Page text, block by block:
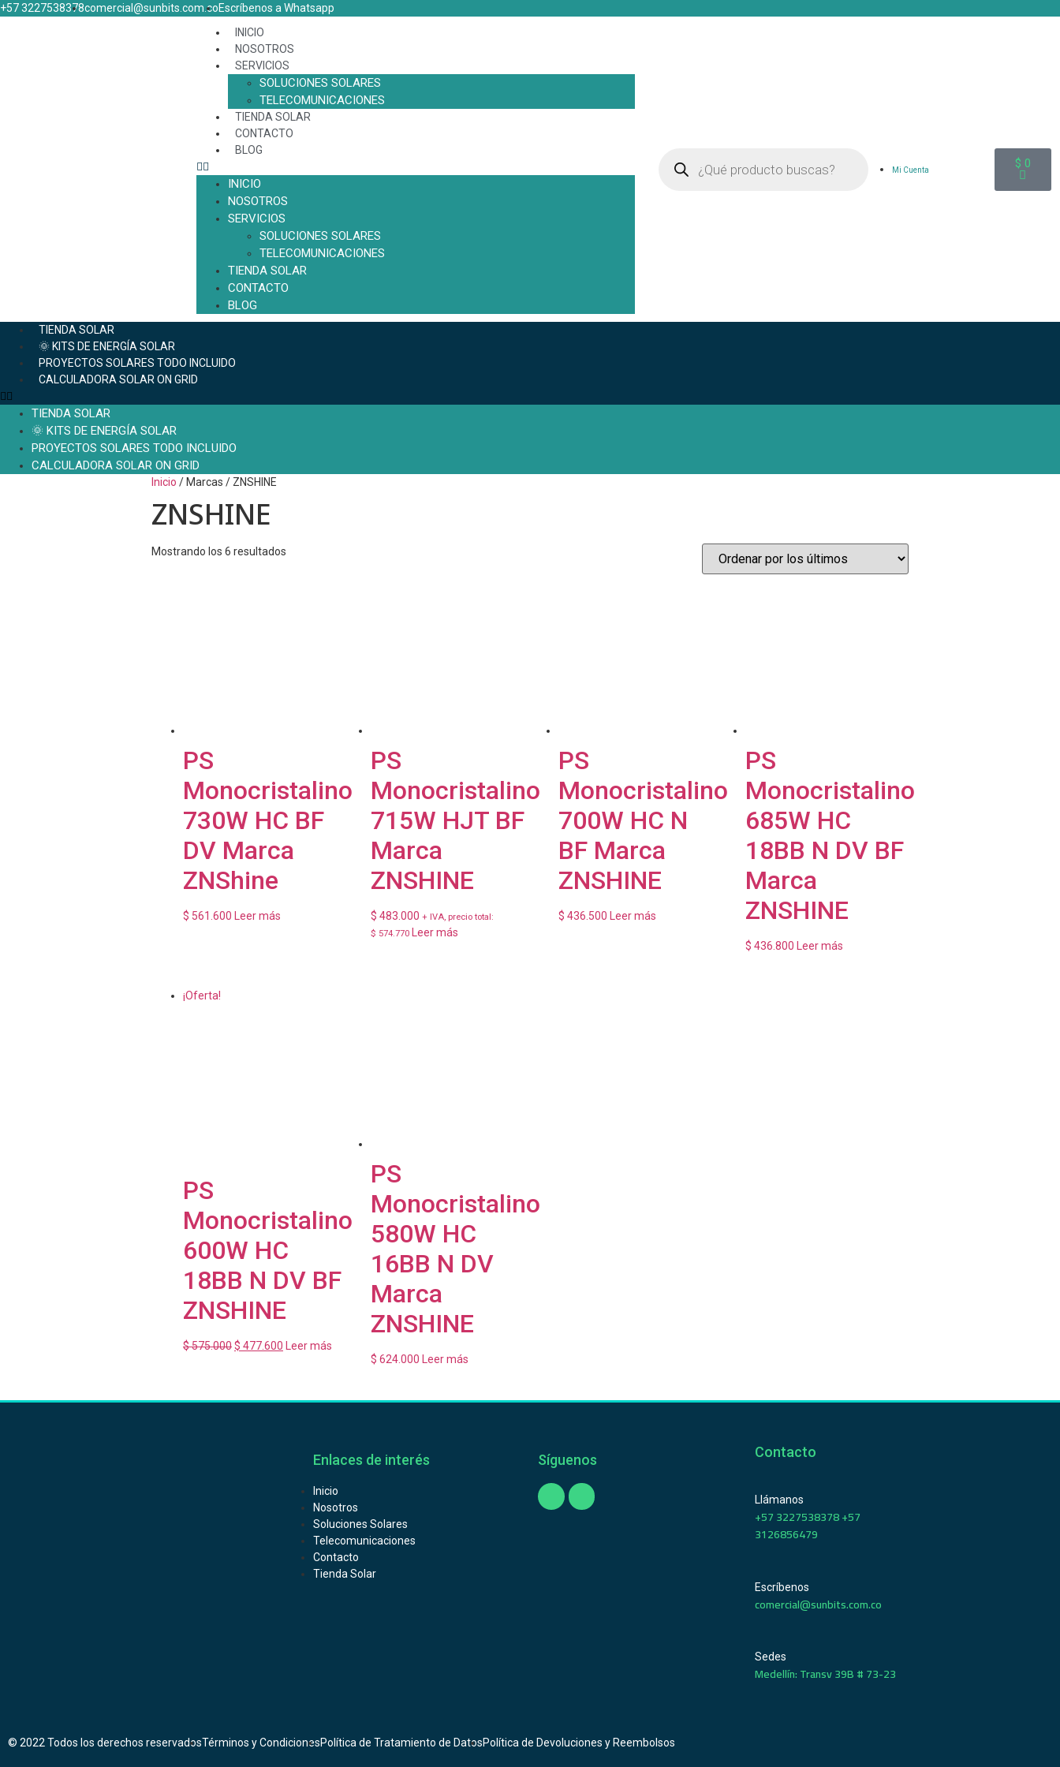
+57 3227538378comercial@sunbits.com.coEscríbenos a Whatsapp
INICIO
NOSOTROS
SERVICIOS
SOLUCIONES SOLARES
TELECOMUNICACIONES
TIENDA SOLAR
CONTACTO
BLOG
INICIO
NOSOTROS
SERVICIOS
SOLUCIONES SOLARES
TELECOMUNICACIONES
TIENDA SOLAR
CONTACTO
BLOG
Mi Cuenta $ 0
TIENDA SOLAR
🌞 KITS DE ENERGÍA SOLAR
PROYECTOS SOLARES TODO INCLUIDO
CALCULADORA SOLAR ON GRID
TIENDA SOLAR
🌞 KITS DE ENERGÍA SOLAR
PROYECTOS SOLARES TODO INCLUIDO
CALCULADORA SOLAR ON GRID
Inicio / Marcas / ZNSHINE
ZNSHINE
Mostrando los 6 resultados
PS
Monocristalino
730W HC BF
DV Marca
ZNShine
$ 561.600 Leer más
PS
Monocristalino
715W HJT BF
Marca
ZNSHINE
$ 483.000 + IVA, precio total:
$ 574.770 Leer más
PS
Monocristalino
700W HC N
BF Marca
ZNSHINE
$ 436.500 Leer más
PS
Monocristalino
685W HC
18BB N DV BF
Marca
ZNSHINE
$ 436.800 Leer más
¡Oferta!
PS
Monocristalino
600W HC
18BB N DV BF
ZNSHINE
$575.000$ 477.600 Leer más
PS
Monocristalino
580W HC
16BB N DV
Marca
ZNSHINE
$ 624.000 Leer más
Enlaces de interés
Inicio
Nosotros
Soluciones Solares
Telecomunicaciones
Contacto
Tienda Solar
Síguenos Contacto
Llámanos
+57 3227538378 +57
3126856479
Escríbenos
comercial@sunbits.com.co
Sedes
Medellín: Transv 39B # 73-23
© 2022 Todos los derechos reservadosTérminos y CondicionesPolítica de Tratamiento de DatosPolítica de Devoluciones y Reembolsos